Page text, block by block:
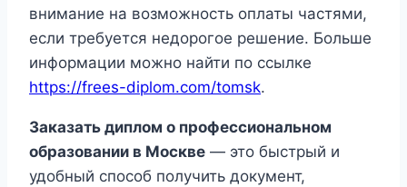
внимание на возможность оплаты частями,
если требуется недорогое решение. Больше
информации можно найти по ссылке
https://frees-diplom.com/tomsk.
Заказать диплом о профессиональном
образовании в Москве — это быстрый и
удобный способ получить документ,